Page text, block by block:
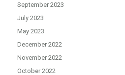
September 2023
July 2023
May 2023
December 2022
November 2022
October 2022